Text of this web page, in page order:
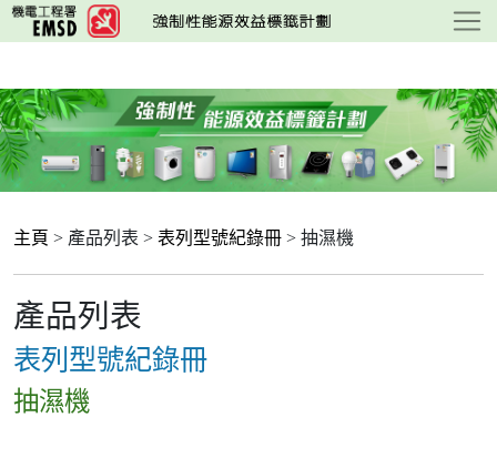
跳
至
要
內
容
主頁 > 產品列表 > 表列型號紀錄冊 > 抽濕機
產品列表
表列型號紀錄冊
抽濕機